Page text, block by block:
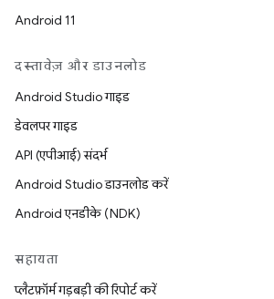
Android 11
दस्तावेज़ और डाउनलोड
Android Studio गाइड
डेवलपर गाइड
API (एपीआई) संदर्भ
Android Studio डाउनलोड करें
Android एनडीके (NDK)
सहायता
प्लैटफ़ॉर्म गड़बड़ी की रिपोर्ट करें